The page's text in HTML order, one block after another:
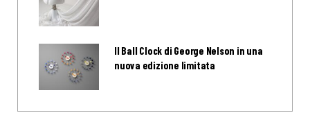
Il Ball Clock di George Nelson in una
nuova edizione limitata